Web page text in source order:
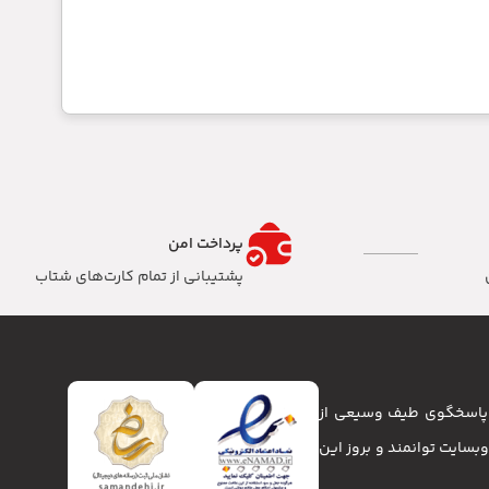
پرداخت امن
پشتیبانی از تمام کارت‌های شتاب
پاسخگوی طیف وسیعی از
و وبسایت توانمند و بروز این